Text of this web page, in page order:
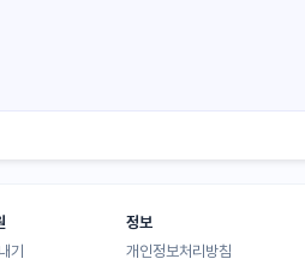
기
정보
개인정보처리방침